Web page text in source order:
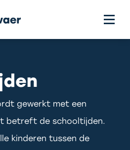
gewerkt met een
betreft de schooltijden.
kinderen tussen de